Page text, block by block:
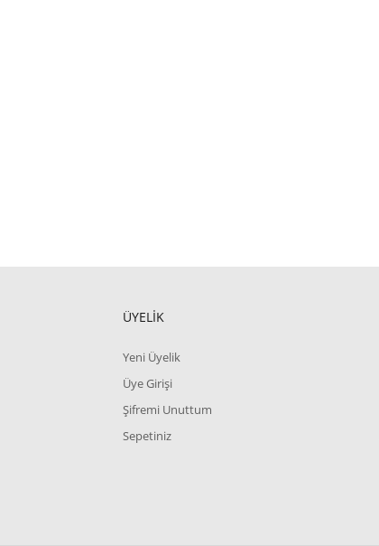
ÜYELİK
Yeni Üyelik
Üye Girişi
Şifremi Unuttum
Sepetiniz